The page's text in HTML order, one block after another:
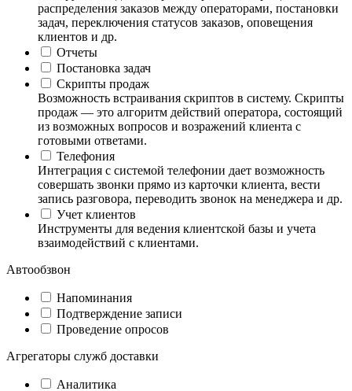
распределения заказов между операторами, постановки
задач, переключения статусов заказов, оповещения
клиентов и др.
Отчеты
Постановка задач
Скрипты продаж
Возможность встраивания скриптов в систему. Скрипты
продаж — это алгоритм действий оператора, состоящий
из возможных вопросов и возражений клиента с
готовыми ответами.
Телефония
Интеграция с системой телефонии дает возможность
совершать звонки прямо из карточки клиента, вести
запись разговора, переводить звонок на менеджера и др.
Учет клиентов
Инструменты для ведения клиентской базы и учета
взаимодействий с клиентами.
Автообзвон
Напоминания
Подтверждение записи
Проведение опросов
Агрегаторы служб доставки
Аналитика